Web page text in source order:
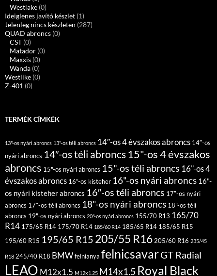
Westlake (0)
Ideiglenes javító készlet (1)
Jelenleg nincs készleten (287)
QUAD abroncs (0)
CST (0)
Matador (0)
Maxxis (0)
Wanda (0)
Westlike (0)
Z-401 (0)
TERMÉK CÍMKÉK
13"-os nyári abroncs 13"-os téli abroncs 14″-os 4 évszakos abroncs 14″-os
nyári abroncs 14″-os téli abroncs15"-os 4 évszakos
abroncs 15"-os nyári abroncs 15"-os téli abroncs 16"-os 4
évszakos abroncs 16"-os kisteher 16"-os nyári abroncs 16"-
os nyári kisteher abroncs 16″-os téli abroncs 17″-os nyári
abroncs 17″-os téli abroncs 18"-os nyári abroncs 18"-os téli
abroncs 19"-os nyári abroncs 20"-os nyári abroncs 155/70 R13 165/70
R14 175/65 R14 175/70 R14 185/60 R14 185/65 R14 185/65 R15
195/60 R15 195/65 R15 205/55 R16 205/60 R16 235/45
R18 245/40 R18 BMWfelnianya felnicsavarGT Radial
LEAO M12x1.5 M12x1.25 M14x1.5 Royal Black